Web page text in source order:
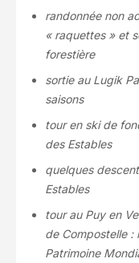
randonnée non
« raquettes » et
forestière
sortie au Lugik
saisons
tour en ski de
des Estables
quelques
Estables
tour au Puy en
de Compostelle :
Patrimoine